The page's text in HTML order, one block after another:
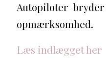
Autopiloter
opmærksomhed.
Læs indlægget her